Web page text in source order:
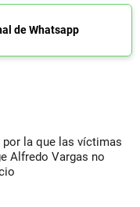
de Whatsapp
por la que las víctimas
Alfredo Vargas no